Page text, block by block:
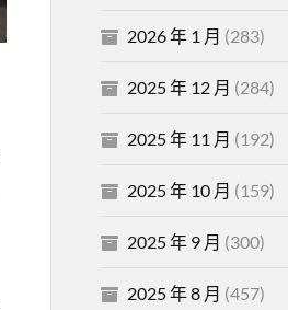
2026 年 1 月 (283)
2025 年 12 月 (284)
2025 年 11 月 (192)
2025 年 10 月 (159)
2025 年 9 月 (300)
2025 年 8 月 (457)